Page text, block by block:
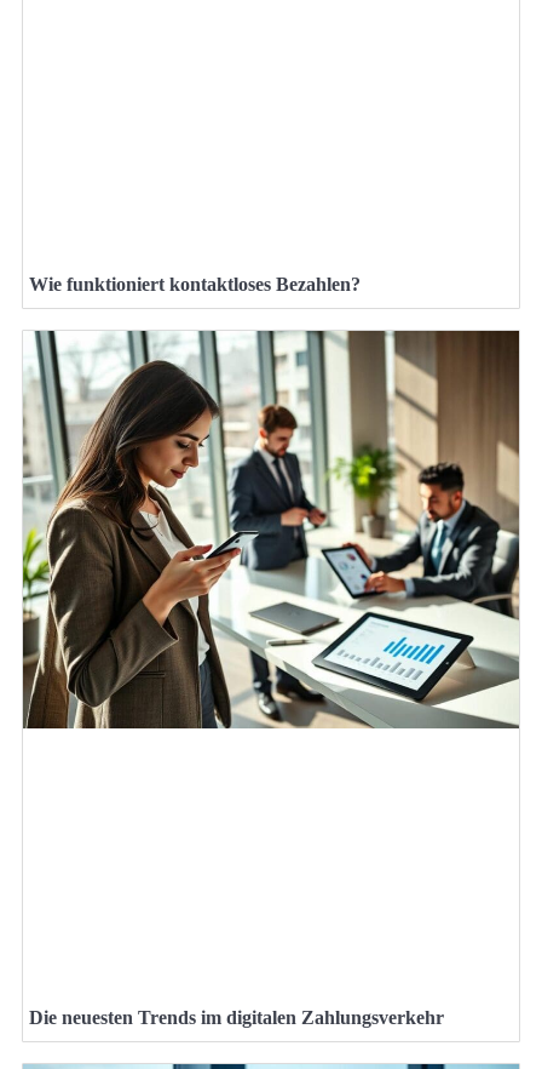
Wie funktioniert kontaktloses Bezahlen?
Die neuesten Trends im digitalen Zahlungsverkehr